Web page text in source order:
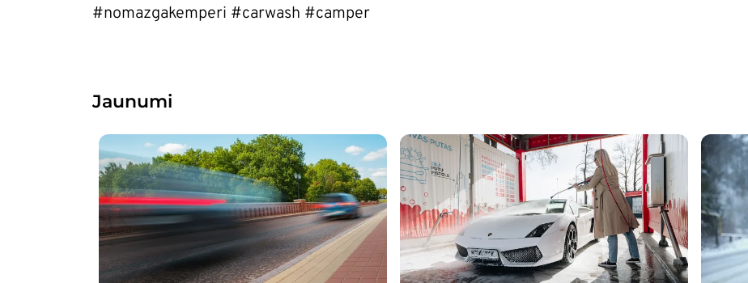
#nomazgakemperi #carwash #camper
Jaunumi
Attēls Attēls Attēls